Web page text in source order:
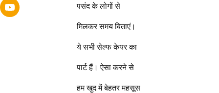
पसंद के लोगों से
मिलकर समय बिताएं।
ये सभी सेल्फ केयर का
पार्ट हैं। ऐसा करने से
हम खुद में बेहतर महसूस